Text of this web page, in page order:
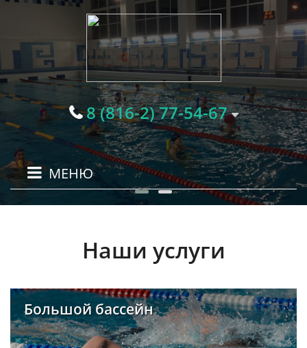
8 (816-2) 77-54-67
МЕНЮ
Наши услуги
Большой бассейн